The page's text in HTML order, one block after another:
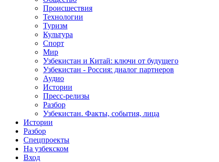
Происшествия
Технологии
Туризм
Культура
Спорт
Мир
Узбекистан и Китай: ключи от будущего
Узбекистан - Россия: диалог партнеров
Аудио
Истории
Пресс-релизы
Разбор
Узбекистан. Факты, события, лица
Истории
Разбор
Спецпроекты
На узбекском
Вход